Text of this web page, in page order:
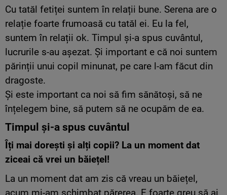
Cu tatăl fetiței suntem în relații bune. Serena are o
relație foarte frumoasă cu tatăl ei. Eu la fel,
suntem în relații ok. Timpul și-a spus cuvântul,
lucrurile s-au așezat. Și important e că noi suntem
părinții unui copil minunat, pe care l-am făcut din
dragoste.
Și este important ca noi să fim sănătoși, să ne
înțelegem bine, să putem să ne ocupăm de ea.
Timpul și-a spus cuvântul
Îți mai dorești și alți copii? La un moment dat
ziceai că vrei un băiețel!
La un moment dat am zis că vreau un băiețel,